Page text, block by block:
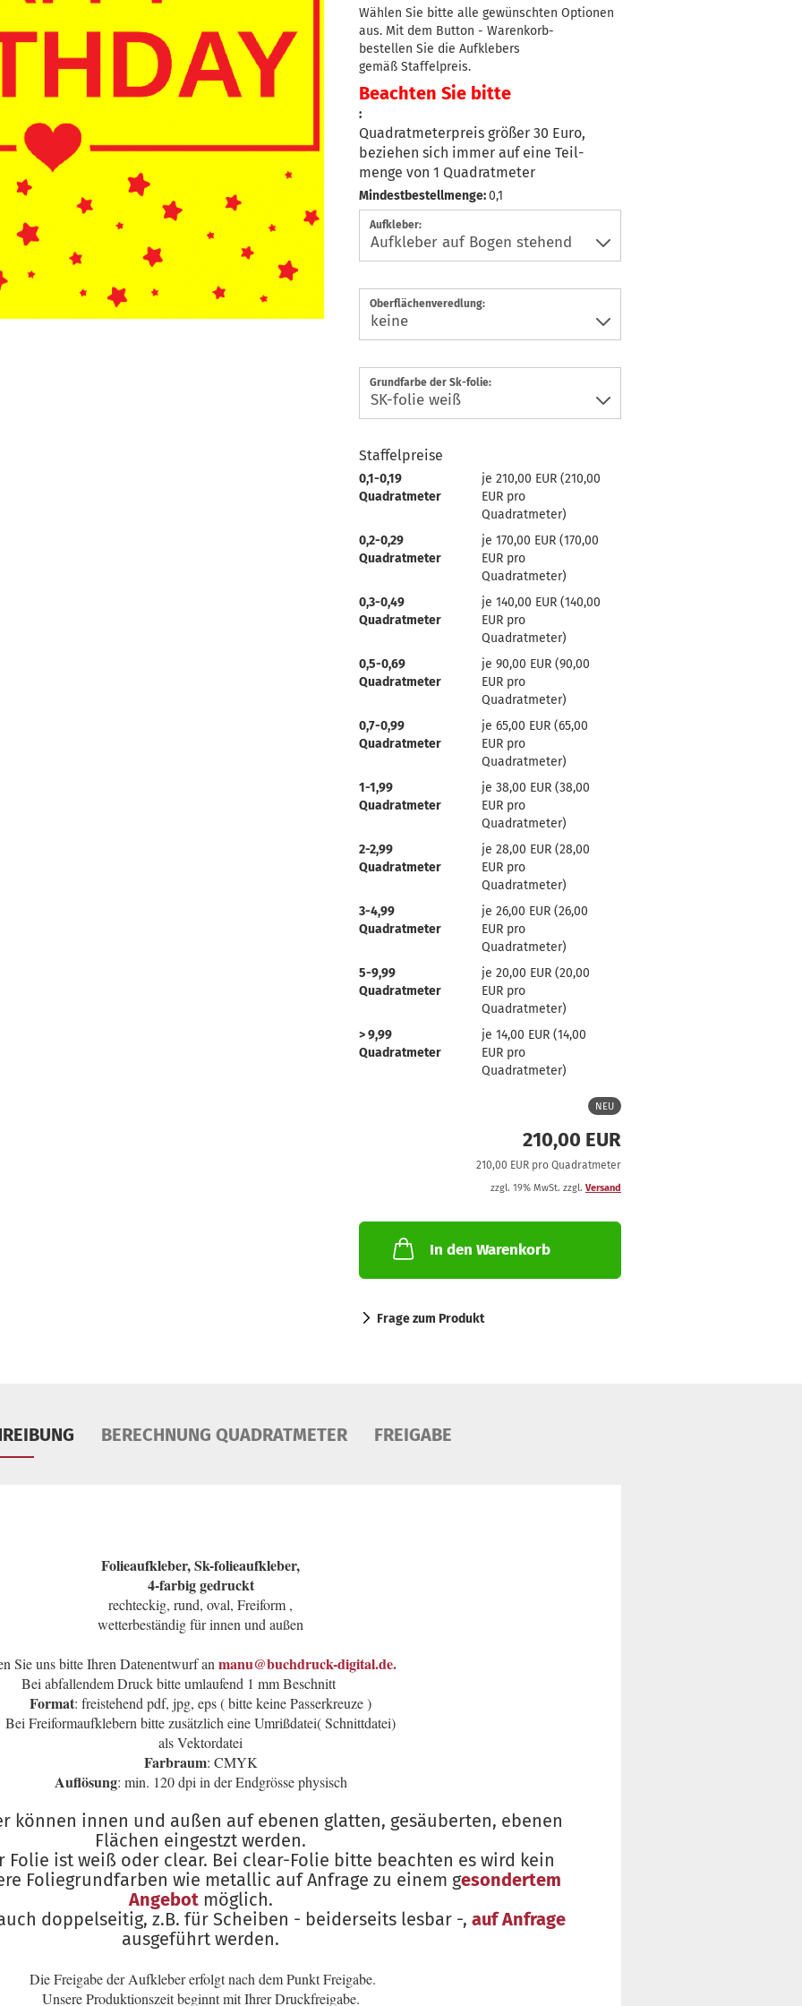
Wählen Sie bitte alle gewünschten Optionen
aus. Mit dem Button - Warenkorb-
bestellen Sie die Aufklebers
gemäß Staffelpreis.
Beachten Sie bitte
:
Quadratmeterpreis größer 30 Euro,
beziehen sich immer auf eine Teil-
menge von 1 Quadratmeter
Mindestbestellmenge:0,1
Aufkleber:
Oberflächenveredlung:
Grundfarbe der Sk-folie:
Staffelpreise
0,1-0,19
Quadratmeter
je 210,00 EUR (210,00
EUR pro
Quadratmeter)
0,2-0,29
Quadratmeter
je 170,00 EUR (170,00
EUR pro
Quadratmeter)
0,3-0,49
Quadratmeter
je 140,00 EUR (140,00
EUR pro
Quadratmeter)
0,5-0,69
Quadratmeter
je 90,00 EUR (90,00
EUR pro
Quadratmeter)
0,7-0,99
Quadratmeter
je 65,00 EUR (65,00
EUR pro
Quadratmeter)
1-1,99
Quadratmeter
je 38,00 EUR (38,00
EUR pro
Quadratmeter)
2-2,99
Quadratmeter
je 28,00 EUR (28,00
EUR pro
Quadratmeter)
3-4,99
Quadratmeter
je 26,00 EUR (26,00
EUR pro
Quadratmeter)
5-9,99
Quadratmeter
je 20,00 EUR (20,00
EUR pro
Quadratmeter)
> 9,99
Quadratmeter
je 14,00 EUR (14,00
EUR pro
Quadratmeter)
NEU
210,00 EUR
210,00 EUR pro Quadratmeter
zzgl. 19% MwSt. zzgl. Versand
In den Warenkorb
Frage zum Produkt
BERECHNUNG QUADRATMETER FREIGABE
Folieaufkleber, Sk-folieaufkleber,
4-farbig gedruckt
rechteckig, rund, oval, Freiform ,
wetterbeständig für innen und außen
Sie uns bitte Ihren Datenentwurf anmanu@buchdruck-digital.de.
Bei abfallendem Druck bitte umlaufend 1 mm Beschnitt
Format: freistehend pdf, jpg, eps ( bitte keine Passerkreuze )
Bei Freiformaufklebern bitte zusätzlich eine Umrißdatei( Schnittdatei)
als Vektordatei
Farbraum: CMYK
Auflösung: min. 120 dpi in der Endgrösse physisch
können innen und außen auf ebenen glatten, gesäuberten, ebenen
Flächen eingestzt werden.
Folie ist weiß oder clear. Bei clear-Folie bitte beachten es wird kein
Foliegrundfarben wie metallic auf Anfrage zu einem gesondertem
Angebotmöglich.
doppelseitig, z.B. für Scheiben - beiderseits lesbar -, auf Anfrage
ausgeführt werden.
Die Freigabe der Aufkleber erfolgt nach dem Punkt Freigabe.
Unsere Produktionszeit beginnt mit Ihrer Druckfreigabe.